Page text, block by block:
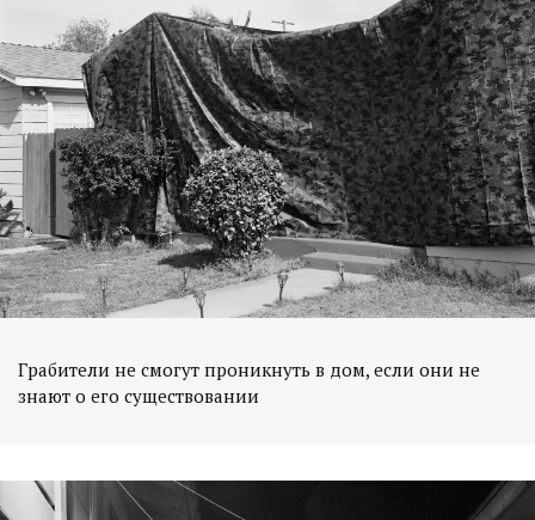
Грабители не смогут проникнуть в дом, если они не